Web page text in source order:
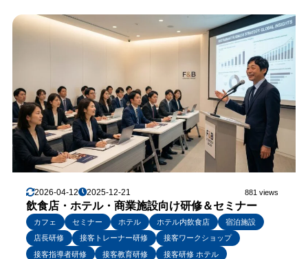
2026-04-12 2025-12-21 881 views
飲食店・ホテル・商業施設向け研修＆セミナー
カフェ セミナー ホテル ホテル内飲食店
宿泊施設
店長研修
接客トレーナー研修
接客ワークショップ
接客指導者研修
接客教育研修
接客研修 ホテル